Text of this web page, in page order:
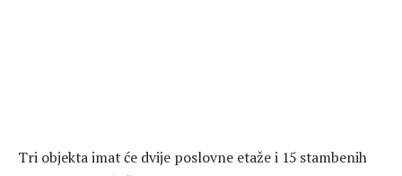
Tri objekta imat će dvije poslovne etaže i 15 stambenih